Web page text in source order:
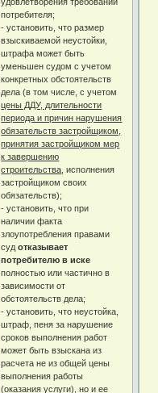
потребителя;
- установить, что размер
взыскиваемой неустойки,
штрафа может быть
уменьшен судом с учетом
конкретных обстоятельств
дела (в том числе, с учетом
цены ДДУ, длительности
периода и причин нарушения
обязательств застройщиком,
принятия застройщиком мер
к завершению
строительства , исполнения
застройщиком своих
обязательств);
- установить, что при
наличии факта
злоупотребления правами
судотказывает
потребителю в иске
полностью или частично в
зависимости от
обстоятельств дела;
- установить, что неустойка,
штраф, пеня за нарушение
сроков выполнения работ
может быть взыскана из
расчета не из общей цены
выполнения работы
(оказания услуги), но и ее